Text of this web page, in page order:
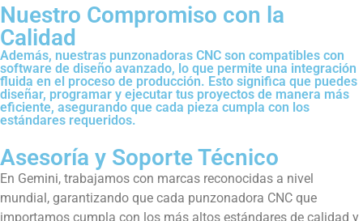
Nuestro Compromiso con la
Calidad
Además, nuestras punzonadoras CNC son compatibles con
software de diseño avanzado, lo que permite una integración
fluida en el proceso de producción. Esto significa que puedes
diseñar, programar y ejecutar tus proyectos de manera más
eficiente, asegurando que cada pieza cumpla con los
estándares requeridos.
Asesoría y Soporte Técnico
En Gemini, trabajamos con marcas reconocidas a nivel
mundial, garantizando que cada punzonadora CNC que
importamos cumpla con los más altos estándares de calidad y